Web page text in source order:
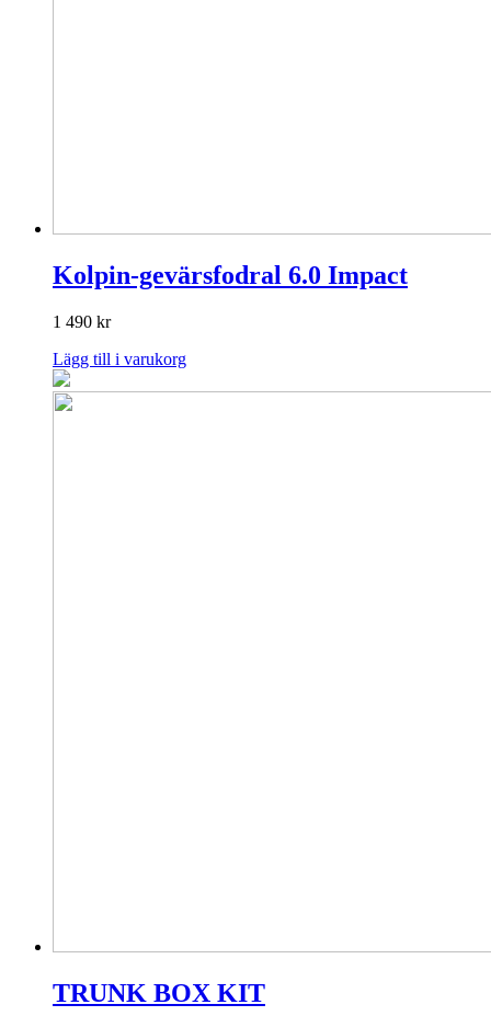
Kolpin-gevärsfodral 6.0 Impact
1 490 kr
Lägg till i varukorg
TRUNK BOX KIT